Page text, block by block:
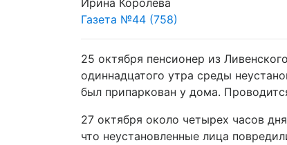
Ирина Королева
Газета №44 (758)
25 октября пенсионер из
одиннадцатого утра среды
был припаркован у дома.
27 октября около четырех часов
что неустановленные лица